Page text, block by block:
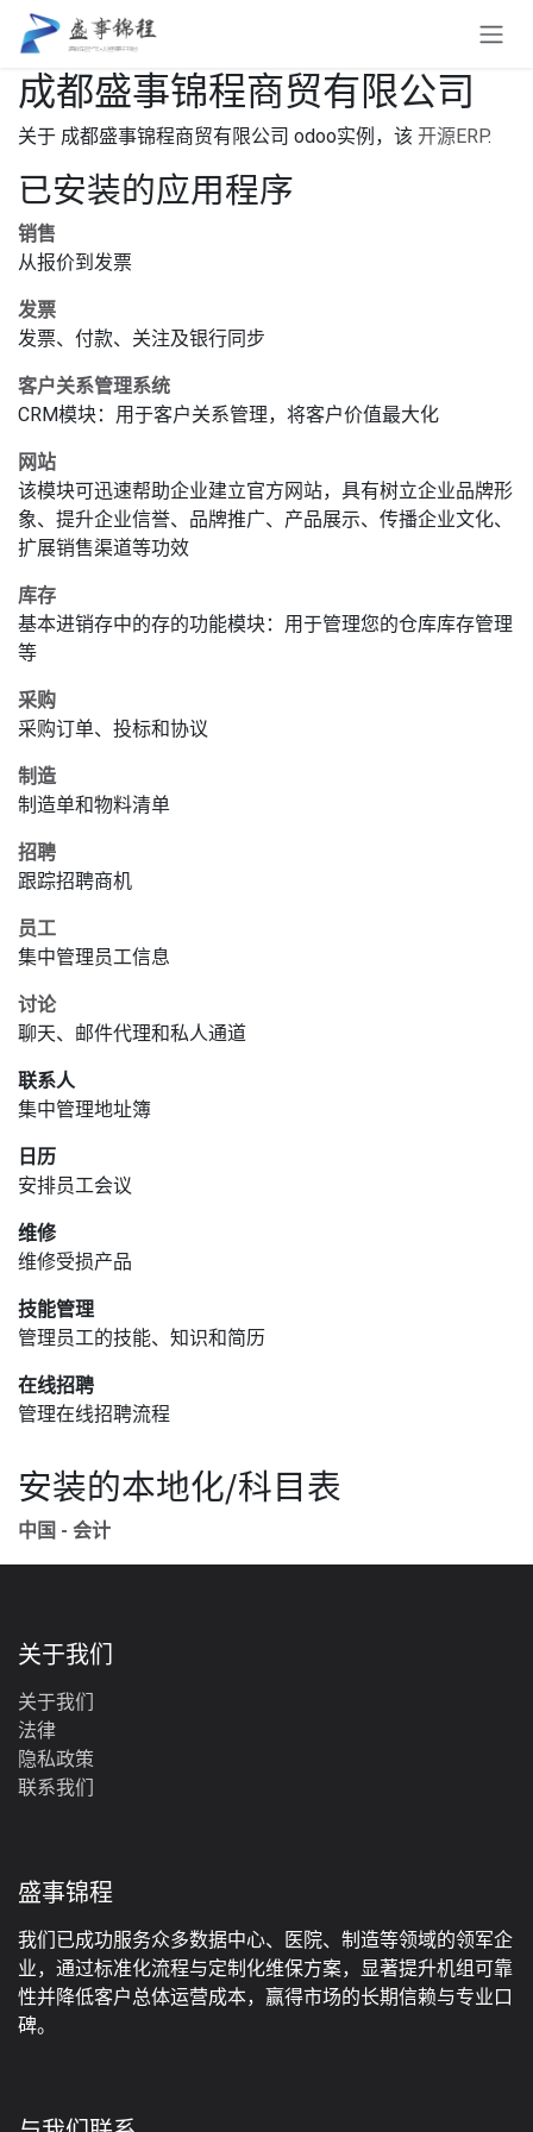
跳至内容
成都盛事锦程商贸有限公司
关于 成都盛事锦程商贸有限公司 odoo实例，该 开源ERP.
已安装的应用程序
销售
从报价到发票
发票
发票、付款、关注及银行同步
客户关系管理系统
CRM模块：用于客户关系管理，将客户价值最大化
网站
该模块可迅速帮助企业建立官方网站，具有树立企业品牌形
象、提升企业信誉、品牌推广、产品展示、传播企业文化、
扩展销售渠道等功效
库存
基本进销存中的存的功能模块：用于管理您的仓库库存管理
等
采购
采购订单、投标和协议
制造
制造单和物料清单
招聘
跟踪招聘商机
员工
集中管理员工信息
讨论
聊天、邮件代理和私人通道
联系人
集中管理地址簿
日历
安排员工会议
维修
维修受损产品
技能管理
管理员工的技能、知识和简历
在线招聘
管理在线招聘流程
安装的本地化/科目表
中国 - 会计
关于我们
关于我们
法律
‎隐私政策‎
联系我们
盛事锦程
我们已成功服务众多数据中心、医院、制造等领域的领军企
业，通过标准化流程与定制化维保方案，显著提升机组可靠
性并降低客户总体运营成本，赢得市场的长期信赖与专业口
碑。